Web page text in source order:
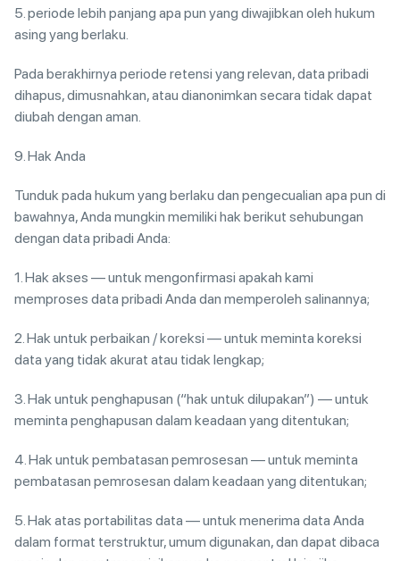
5. periode lebih panjang apa pun yang diwajibkan oleh hukum
asing yang berlaku.
Pada berakhirnya periode retensi yang relevan, data pribadi
dihapus, dimusnahkan, atau dianonimkan secara tidak dapat
diubah dengan aman.
9. Hak Anda
Tunduk pada hukum yang berlaku dan pengecualian apa pun di
bawahnya, Anda mungkin memiliki hak berikut sehubungan
dengan data pribadi Anda:
1. Hak akses — untuk mengonfirmasi apakah kami
memproses data pribadi Anda dan memperoleh salinannya;
2. Hak untuk perbaikan / koreksi — untuk meminta koreksi
data yang tidak akurat atau tidak lengkap;
3. Hak untuk penghapusan (“hak untuk dilupakan”) — untuk
meminta penghapusan dalam keadaan yang ditentukan;
4. Hak untuk pembatasan pemrosesan — untuk meminta
pembatasan pemrosesan dalam keadaan yang ditentukan;
5. Hak atas portabilitas data — untuk menerima data Anda
dalam format terstruktur, umum digunakan, dan dapat dibaca